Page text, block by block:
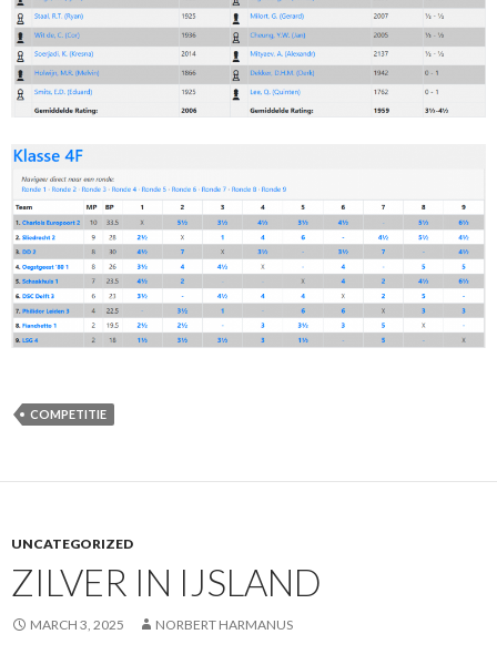
COMPETITIE
UNCATEGORIZED
ZILVER IN IJSLAND
MARCH 3, 2025 NORBERT HARMANUS